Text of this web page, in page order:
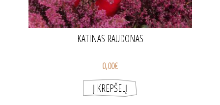
KATINAS RAUDONAS
0,00€